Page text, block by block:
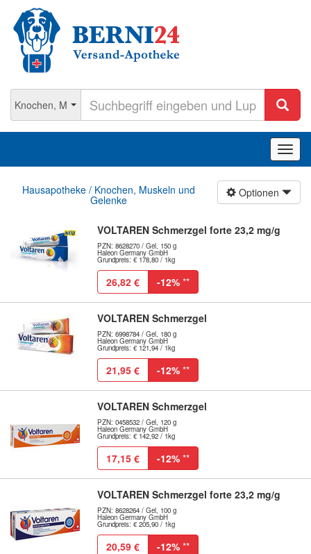
ein-/
Optionen
Hausapotheke / Knochen, Muskeln und
Gelenke
VOLTAREN Schmerzgel forte 23,2 mg/g
PZN: 8628270 / Gel, 150 g
Haleon Germany GmbH
Grundpreis: € 178,80 / 1kg
26,82 € -12% **
VOLTAREN Schmerzgel
PZN: 6998784 / Gel, 180 g
Haleon Germany GmbH
Grundpreis: € 121,94 / 1kg
21,95 € -12% **
VOLTAREN Schmerzgel
PZN: 0458532 / Gel, 120 g
Haleon Germany GmbH
Grundpreis: € 142,92 / 1kg
17,15 € -12% **
VOLTAREN Schmerzgel forte 23,2 mg/g
PZN: 8628264 / Gel, 100 g
Haleon Germany GmbH
Grundpreis: € 205,90 / 1kg
20,59 € -12% **